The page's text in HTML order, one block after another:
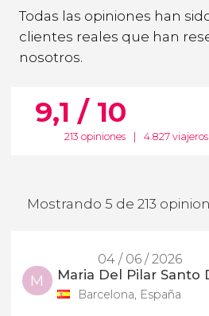
Todas las opiniones han
clientes reales que han
nosotros.
9,1 / 10
213 opiniones 4.827 viajeros
Mostrando 5 de 213
04 / 06 / 2026
M Maria Del Pilar Santo
Barcelona, España